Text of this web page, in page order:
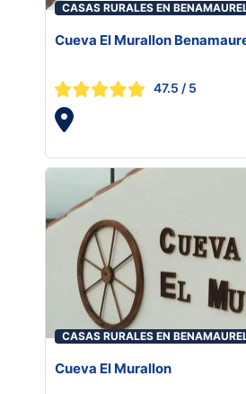
CASAS RURALES EN
Cueva El Murallon
47.5 / 5
CASAS RURALES EN
Cueva El Murallon